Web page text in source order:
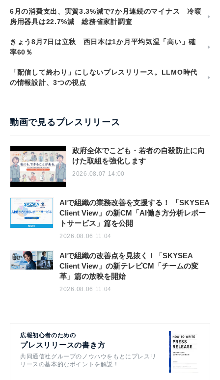
6月の消費支出、実質3.3%減で7か月連続のマイナス 冷暖
房用器具は22.7%減 総務省家計調査
きょう8月7日は立秋 西日本は1か月平均気温「高い」確
率60％
「配信して終わり」にしないプレスリリース。LLMO時代
の情報設計、3つの視点
動画で見るプレスリリース
政府全体でこども・若者の自殺防止に向
けた取組を強化します
2026.08.07 14:00
AIで組織の業務改善を支援する！ 「SKYSEA
Client View」の新CM「AI働き方分析レポー
トサービス」篇を公開
2026.08.06 11:04
AIで組織の改善点を見抜く！「SKYSEA
Client View」の新テレビCM「チームの変
革」篇の放映を開始
2026.08.06 11:04
広報初心者のための
プレスリリースの書き方
共同通信社グループのノウハウをもとにプレスリ
リースの基本的なポイントを解説！